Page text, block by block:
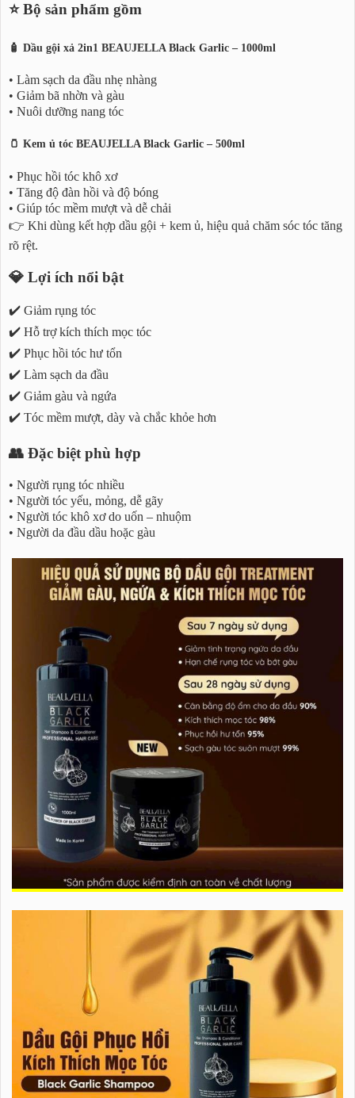
⭐ Bộ sản phẩm gồm
🧴 Dầu gội xả 2in1 BEAUJELLA Black Garlic – 1000ml
• Làm sạch da đầu nhẹ nhàng
• Giảm bã nhờn và gàu
• Nuôi dưỡng nang tóc
🫙 Kem ủ tóc BEAUJELLA Black Garlic – 500ml
• Phục hồi tóc khô xơ
• Tăng độ đàn hồi và độ bóng
• Giúp tóc mềm mượt và dễ chải
👉 Khi dùng kết hợp dầu gội + kem ủ, hiệu quả chăm sóc tóc tăng
rõ rệt.
💎 Lợi ích nổi bật
✔️ Giảm rụng tóc
✔️ Hỗ trợ kích thích mọc tóc
✔️ Phục hồi tóc hư tổn
✔️ Làm sạch da đầu
✔️ Giảm gàu và ngứa
✔️ Tóc mềm mượt, dày và chắc khỏe hơn
👥 Đặc biệt phù hợp
• Người rụng tóc nhiều
• Người tóc yếu, mỏng, dễ gãy
• Người tóc khô xơ do uốn – nhuộm
• Người da đầu dầu hoặc gàu